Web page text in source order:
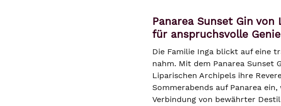
Panarea Sunset Gin
für anspruchsvolle
Die Familie Inga blickt auf eine
nahm. Mit dem Panarea Sunset
Liparischen Archipels ihre
Sommerabends auf Panarea
Verbindung von bewährter